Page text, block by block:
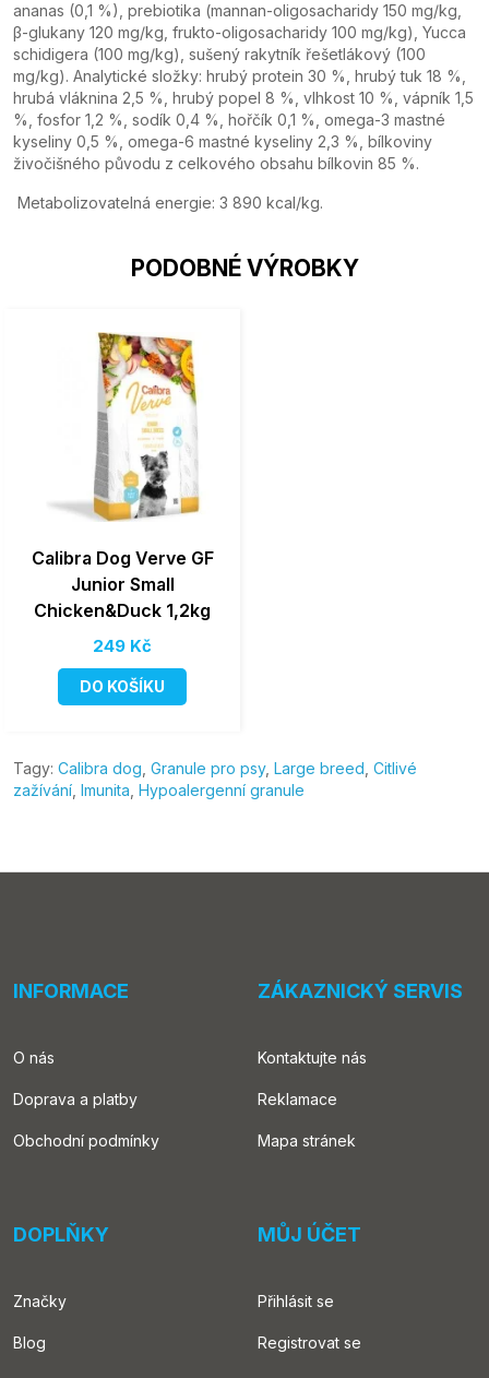
ananas (0,1 %), prebiotika (mannan-oligosacharidy 150 mg/kg,
β-glukany 120 mg/kg, frukto-oligosacharidy 100 mg/kg), Yucca
schidigera (100 mg/kg), sušený rakytník řešetlákový (100
mg/kg). Analytické složky: hrubý protein 30 %, hrubý tuk 18 %,
hrubá vláknina 2,5 %, hrubý popel 8 %, vlhkost 10 %, vápník 1,5
%, fosfor 1,2 %, sodík 0,4 %, hořčík 0,1 %, omega-3 mastné
kyseliny 0,5 %, omega-6 mastné kyseliny 2,3 %, bílkoviny
živočišného původu z celkového obsahu bílkovin 85 %.
Metabolizovatelná energie: 3 890 kcal/kg.
PODOBNÉ VÝROBKY
Calibra Dog Verve GF
Junior Small
Chicken&Duck 1,2kg
249 Kč
DO KOŠÍKU
Tagy: Calibra dog Granule pro psy, Large breed Citlivé
zažívání Imunita Hypoalergenní granule
INFORMACE
O nás
Doprava a platby
Obchodní podmínky
ZÁKAZNICKÝ SERVIS
Kontaktujte nás
Reklamace
Mapa stránek
DOPLŇKY
Značky
Blog
MŮJ ÚČET
Přihlásit se
Registrovat se